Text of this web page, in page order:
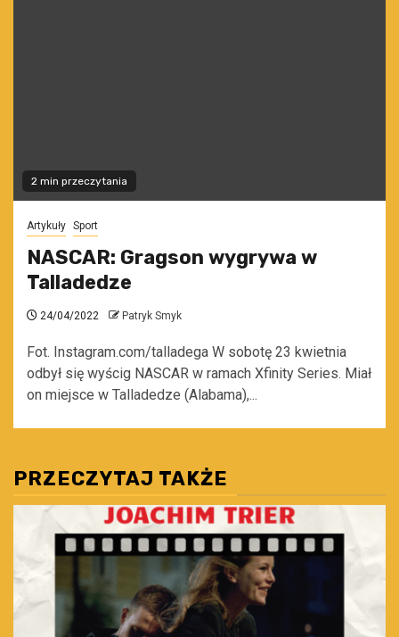
2 min przeczytania
Artykuły Sport
NASCAR: Gragson wygrywa w
Talladedze
24/04/2022 Patryk Smyk
Fot. Instagram.com/talladega W sobotę 23 kwietnia
odbył się wyścig NASCAR w ramach Xfinity Series. Miał
on miejsce w Talladedze (Alabama),...
PRZECZYTAJ TAKŻE